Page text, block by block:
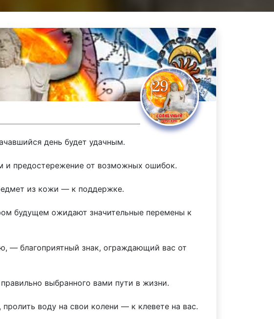
день будет удачным.
и предостережение от возможных ошибок.
из кожи — к поддержке.
будущем ожидают значительные перемены к
— благоприятный знак, ограждающий вас от
выбранного вами пути в жизни.
воду на свои колени — к клевете на вас.